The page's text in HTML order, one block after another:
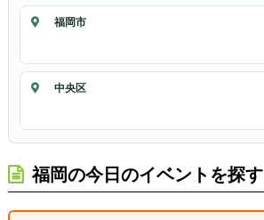
福岡市
中央区
福岡の今日のイベントを探す